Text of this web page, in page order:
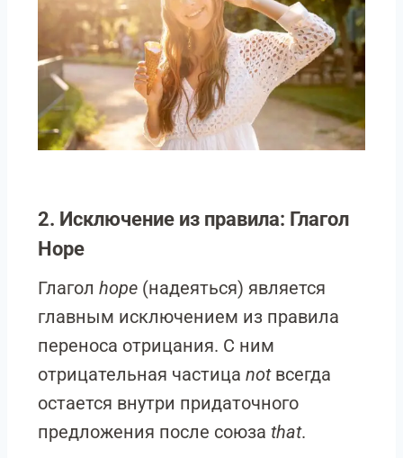
2. Исключение из правила: Глагол
Hope
Глагол hope (надеяться) является
главным исключением из правила
переноса отрицания. С ним
отрицательная частица notвсегда
остается внутри придаточного
предложения после союза that.